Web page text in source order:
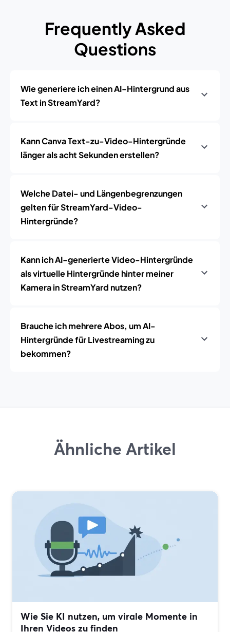
Frequently Asked
Questions
Wie generiere ich einen AI-Hintergrund aus
Text in StreamYard?
Kann Canva Text-zu-Video-Hintergründe
länger als acht Sekunden erstellen?
Welche Datei- und Längenbegrenzungen
gelten für StreamYard-Video-
Hintergründe?
Kann ich AI-generierte Video-Hintergründe
als virtuelle Hintergründe hinter meiner
Kamera in StreamYard nutzen?
Brauche ich mehrere Abos, um AI-
Hintergründe für Livestreaming zu
bekommen?
Ähnliche Artikel
Wie Sie KI nutzen, um virale Momente in
Ihren Videos zu finden